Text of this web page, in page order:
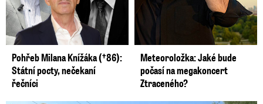
Pohřeb Milana Knížáka (†86):
Státní pocty, nečekaní
řečníci
Meteoroložka: Jaké bude
počasí na megakoncert
Ztraceného?